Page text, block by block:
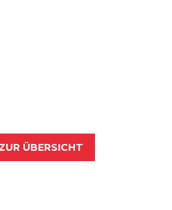
ÜBERSICHT